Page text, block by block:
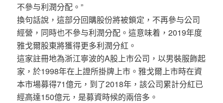
不參与利潤分配。”
換句話說，這部分回購股份將被鎖定，不再參与公司
經營，同時也不參与利潤分配。這意味着，2019年度
雅戈爾股東將獲得更多利潤分紅。
這家註冊地為浙江寧波的A股上市公司，以男裝服飾起
家，於1998年在上證所掛牌上市。雅戈爾上市時在資
本市場募得71億元，到了2018年，該公司累計分紅已
經高達150億元，是募資時候的兩倍多。